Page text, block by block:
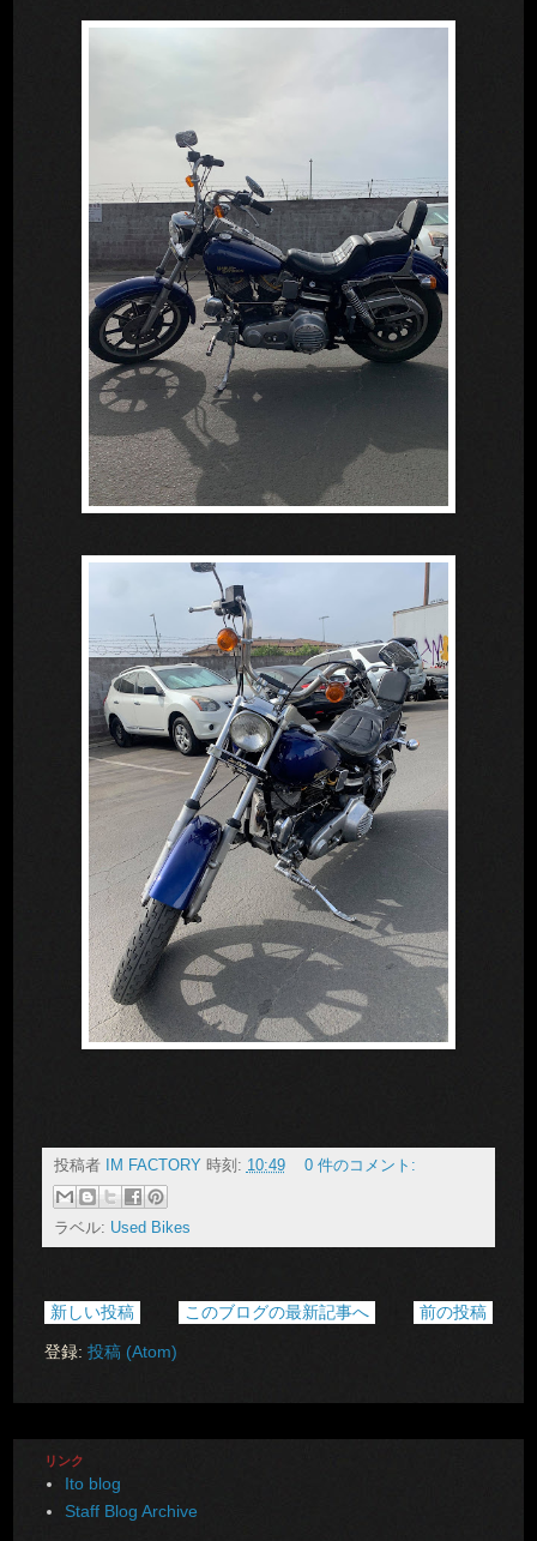
投稿者 IM FACTORY 時刻: 10:49 0 件のコメント:
ラベル: Used Bikes
新しい投稿 前の投稿
このブログの最新記事へ
登録: 投稿 (Atom)
リンク
Ito blog
Staff Blog Archive